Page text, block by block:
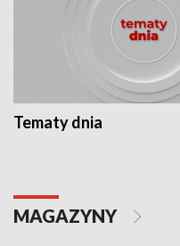
Tematy dnia
MAGAZYNY